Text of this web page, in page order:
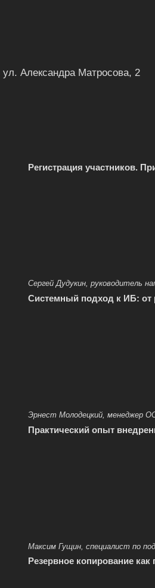
ул. Александра Матросова, 2
Регистрация участников.
Сергей Дудукин, руководитель
Системный подход к ИБ: от
Эрнест Молодецкий, менеджер
Практический опыт
Максим Гущин, специалист по
Резервное копирование